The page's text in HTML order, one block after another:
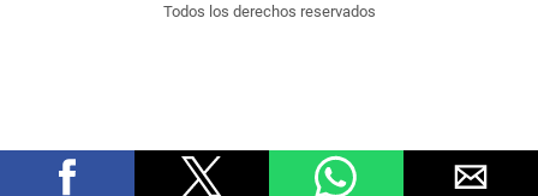
Todos los derechos reservados